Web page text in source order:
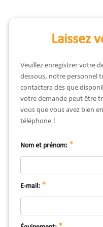
Laissez
Veuillez enregistrer votre
dessous, notre personnel
contactera dès que
votre demande peut être
vous que vous avez bien
téléphone !
Nom et prénom: *
E-mail: *